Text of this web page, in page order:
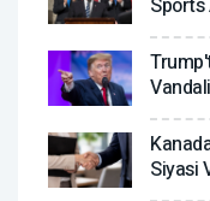
Siyasi